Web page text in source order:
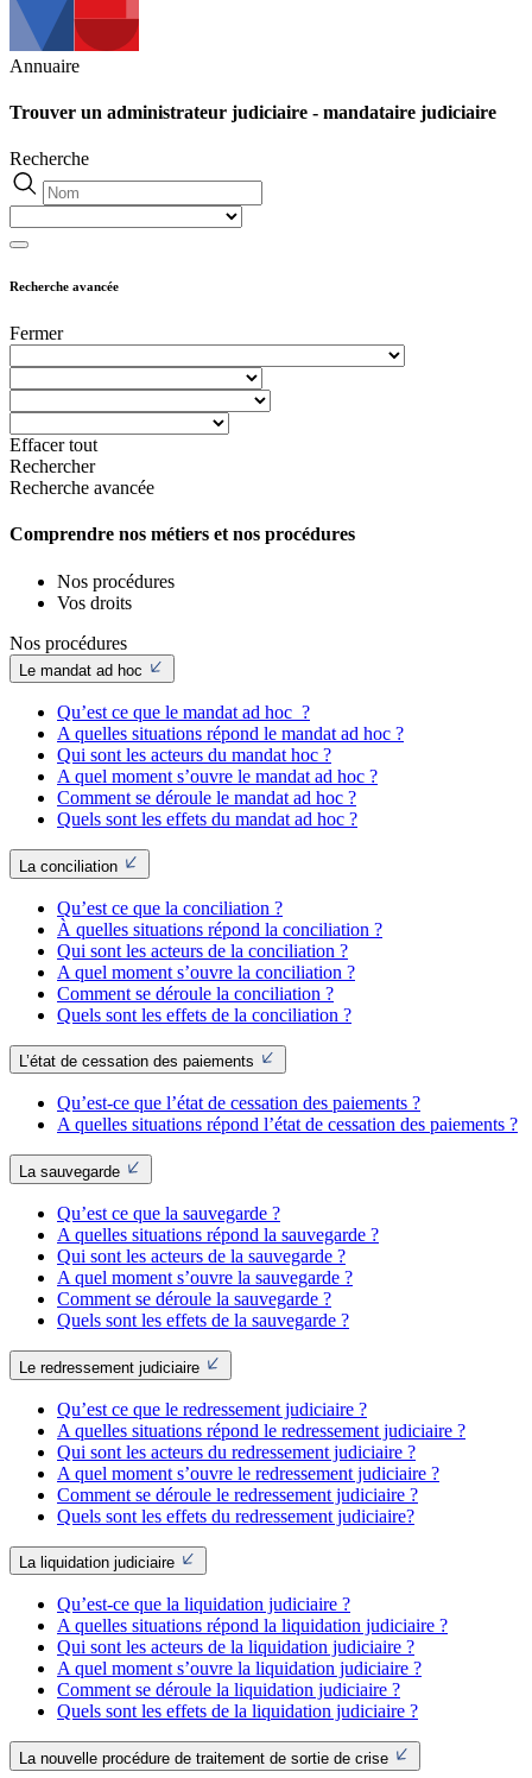
Annuaire
Trouver un administrateur judiciaire - mandataire judiciaire
Recherche
Recherche avancée
Fermer
Effacer tout
Rechercher
Recherche avancée
Comprendre nos métiers et nos procédures
Nos procédures
Vos droits
Nos procédures
Le mandat ad hoc
Qu’est ce que le mandat ad hoc ?
A quelles situations répond le mandat ad hoc ?
Qui sont les acteurs du mandat hoc ?
A quel moment s’ouvre le mandat ad hoc ?
Comment se déroule le mandat ad hoc ?
Quels sont les effets du mandat ad hoc ?
La conciliation
Qu’est ce que la conciliation ?
À quelles situations répond la conciliation ?
Qui sont les acteurs de la conciliation ?
A quel moment s’ouvre la conciliation ?
Comment se déroule la conciliation ?
Quels sont les effets de la conciliation ?
L’état de cessation des paiements
Qu’est-ce que l’état de cessation des paiements ?
A quelles situations répond l’état de cessation des paiements ?
La sauvegarde
Qu’est ce que la sauvegarde ?
A quelles situations répond la sauvegarde ?
Qui sont les acteurs de la sauvegarde ?
A quel moment s’ouvre la sauvegarde ?
Comment se déroule la sauvegarde ?
Quels sont les effets de la sauvegarde ?
Le redressement judiciaire
Qu’est ce que le redressement judiciaire ?
A quelles situations répond le redressement judiciaire ?
Qui sont les acteurs du redressement judiciaire ?
A quel moment s’ouvre le redressement judiciaire ?
Comment se déroule le redressement judiciaire ?
Quels sont les effets du redressement judiciaire?
La liquidation judiciaire
Qu’est-ce que la liquidation judiciaire ?
A quelles situations répond la liquidation judiciaire ?
Qui sont les acteurs de la liquidation judiciaire ?
A quel moment s’ouvre la liquidation judiciaire ?
Comment se déroule la liquidation judiciaire ?
Quels sont les effets de la liquidation judiciaire ?
La nouvelle procédure de traitement de sortie de crise